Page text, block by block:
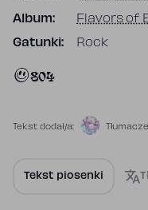
Album: Flavors of
Gatunki: Rock
804
Tekst dodał/a:
Tekst piosenki